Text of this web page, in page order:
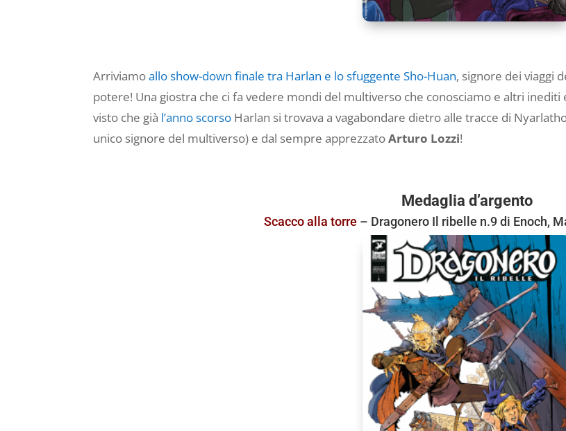
Arriviamoallo show-down finale tra Harlan e lo sfuggente Sho-Huan, signore dei viaggi
potere! Una giostra che ci fa vedere mondi del multiverso che conosciamo e altri
visto che già l’anno scorso Harlan si trovava a vagabondare dietro alle tracce di
unico signore del multiverso) e dal sempre apprezzatoArturo Lozzi!
Medaglia d’argento
Scacco alla torre – Dragonero Il ribelle n.9 di Enoch,